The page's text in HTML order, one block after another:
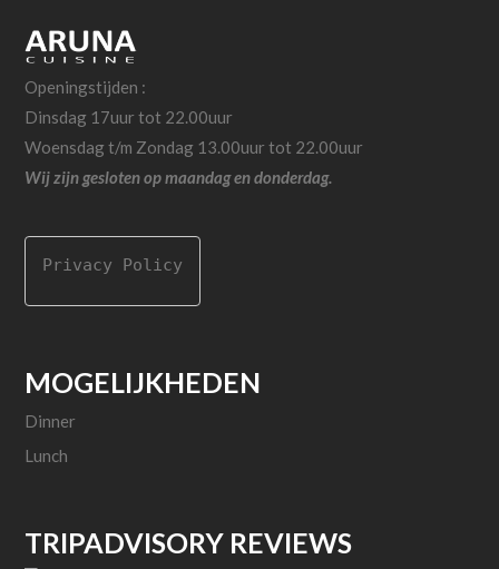
Openingstijden :
Dinsdag 17uur tot 22.00uur
Woensdag t/m Zondag 13.00uur tot 22.00uur
Wij zijn gesloten op maandag en donderdag.
Privacy Policy
MOGELIJKHEDEN
Dinner
Lunch
TRIPADVISORY REVIEWS